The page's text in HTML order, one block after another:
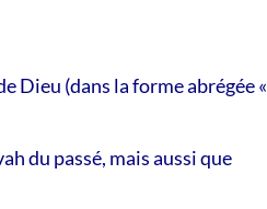
Dieu (dans la forme abrégée «
du passé, mais aussi que